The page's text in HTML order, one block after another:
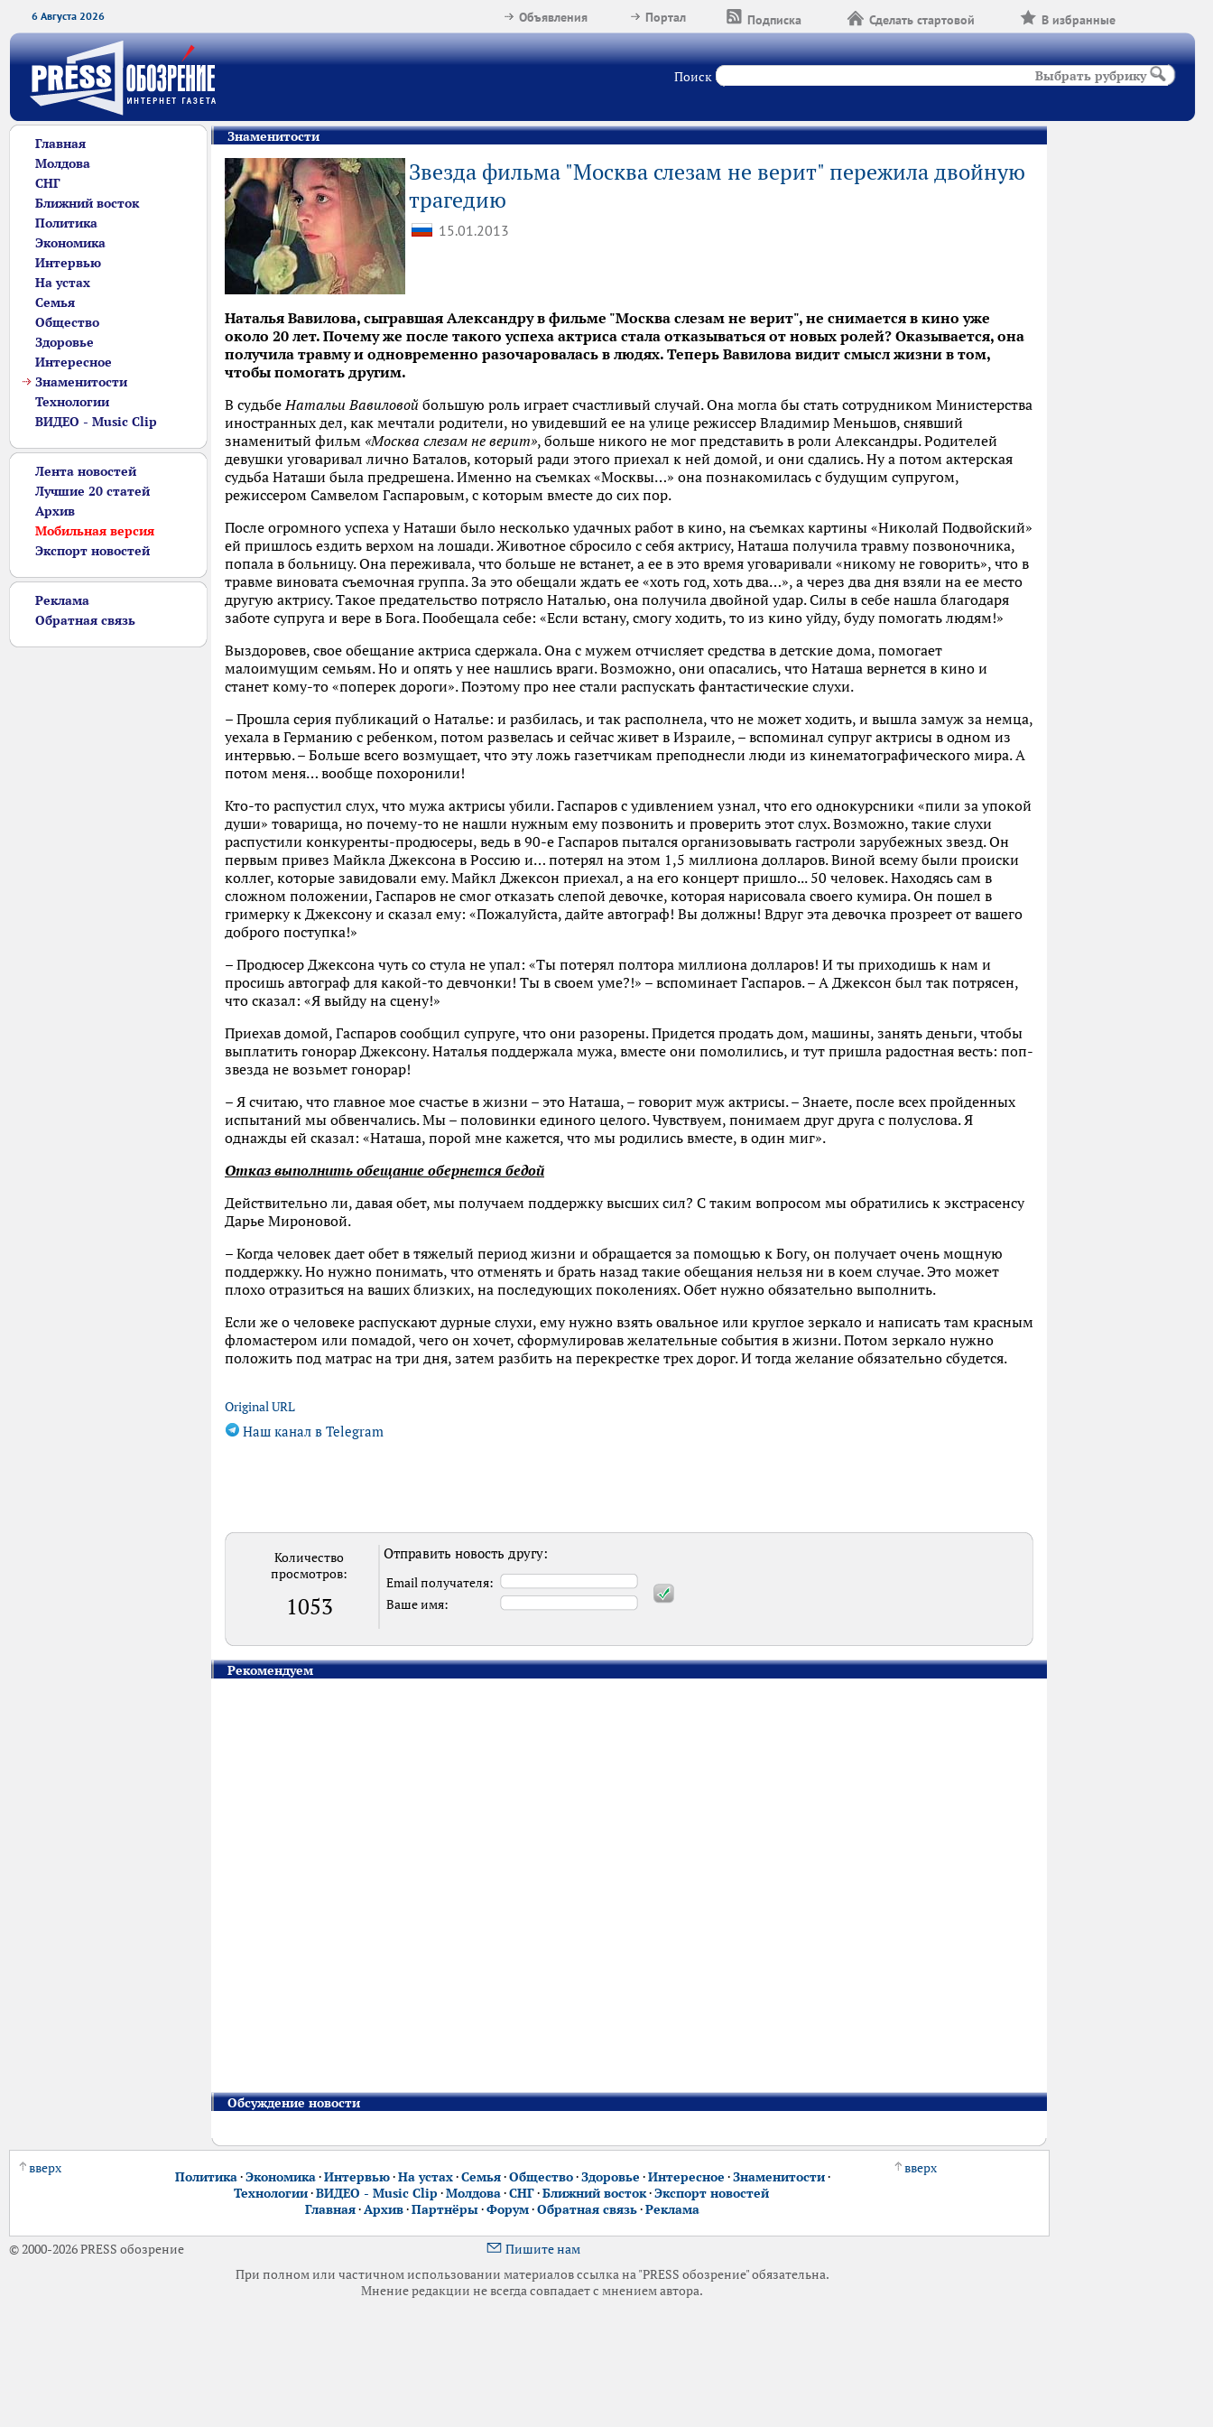
6 Августа 2026 В избранные
Сделать стартовой
Подписка
Портал
Объявления
Поиск Выбрать рубрику
Главная
Молдова
СНГ
Ближний восток
Политика
Экономика
Интервью
На устах
Семья
Общество
Здоровье
Интересное
Знаменитости
Технологии
ВИДЕО - Music Clip
Лента новостей
Лучшие 20 статей
Архив
Мобильная версия
Экспорт новостей
Реклама
Обратная связь
Знаменитости
Звезда фильма "Москва слезам не верит" пережила двойную
трагедию
15.01.2013
Наталья Вавилова, сыгравшая Александру в фильме "Москва слезам не верит", не снимается в кино уже
около 20 лет. Почему же после такого успеха актриса стала отказываться от новых ролей? Оказывается, она
получила травму и одновременно разочаровалась в людях. Теперь Вавилова видит смысл жизни в том,
чтобы помогать другим.
В судьбеНатальи Вавиловой большую роль играет счастливый случай. Она могла бы стать сотрудником Министерства
иностранных дел, как мечтали родители, но увидевший ее на улице режиссер Владимир Меньшов, снявший
знаменитый фильм «Москва слезам не верит», больше никого не мог представить в роли Александры. Родителей
девушки уговаривал лично Баталов, который ради этого приехал к ней домой, и они сдались. Ну а потом актерская
судьба Наташи была предрешена. Именно на съемках «Москвы…» она познакомилась с будущим супругом,
режиссером Самвелом Гаспаровым, с которым вместе до сих пор.
После огромного успеха у Наташи было несколько удачных работ в кино, на съемках картины «Николай Подвойский»
ей пришлось ездить верхом на лошади. Животное сбросило с себя актрису, Наташа получила травму позвоночника,
попала в больницу. Она переживала, что больше не встанет, а ее в это время уговаривали «никому не говорить», что в
травме виновата съемочная группа. За это обещали ждать ее «хоть год, хоть два…», а через два дня взяли на ее место
другую актрису. Такое предательство потрясло Наталью, она получила двойной удар. Силы в себе нашла благодаря
заботе супруга и вере в Бога. Пообещала себе: «Если встану, смогу ходить, то из кино уйду, буду помогать людям!»
Выздоровев, свое обещание актриса сдержала. Она с мужем отчисляет средства в детские дома, помогает
малоимущим семьям. Но и опять у нее нашлись враги. Возможно, они опасались, что Наташа вернется в кино и
станет кому-то «поперек дороги». Поэтому про нее стали распускать фантастические слухи.
– Прошла серия публикаций о Наталье: и разбилась, и так располнела, что не может ходить, и вышла замуж за немца,
уехала в Германию с ребенком, потом развелась и сейчас живет в Израиле, – вспоминал супруг актрисы в одном из
интервью. – Больше всего возмущает, что эту ложь газетчикам преподнесли люди из кинематографического мира. А
потом меня… вообще похоронили!
Кто-то распустил слух, что мужа актрисы убили. Гаспаров с удивлением узнал, что его однокурсники «пили за упокой
души» товарища, но почему-то не нашли нужным ему позвонить и проверить этот слух. Возможно, такие слухи
распустили конкуренты-продюсеры, ведь в 90-е Гаспаров пытался организовывать гастроли зарубежных звезд. Он
первым привез Майкла Джексона в Россию и… потерял на этом 1,5 миллиона долларов. Виной всему были происки
коллег, которые завидовали ему. Майкл Джексон приехал, а на его концерт пришло... 50 человек. Находясь сам в
сложном положении, Гаспаров не смог отказать слепой девочке, которая нарисовала своего кумира. Он пошел в
гримерку к Джексону и сказал ему: «Пожалуйста, дайте автограф! Вы должны! Вдруг эта девочка прозреет от вашего
доброго поступка!»
– Продюсер Джексона чуть со стула не упал: «Ты потерял полтора миллиона долларов! И ты приходишь к нам и
просишь автограф для какой-то девчонки! Ты в своем уме?!» – вспоминает Гаспаров. – А Джексон был так потрясен,
что сказал: «Я выйду на сцену!»
Приехав домой, Гаспаров сообщил супруге, что они разорены. Придется продать дом, машины, занять деньги, чтобы
выплатить гонорар Джексону. Наталья поддержала мужа, вместе они помолились, и тут пришла радостная весть: поп-
звезда не возьмет гонорар!
– Я считаю, что главное мое счастье в жизни – это Наташа, – говорит муж актрисы. – Знаете, после всех пройденных
испытаний мы обвенчались. Мы – половинки единого целого. Чувствуем, понимаем друг друга с полуслова. Я
однажды ей сказал: «Наташа, порой мне кажется, что мы родились вместе, в один миг».
Отказ выполнить обещание обернется бедой
Действительно ли, давая обет, мы получаем поддержку высших сил? С таким вопросом мы обратились к экстрасенсу
Дарье Мироновой.
– Когда человек дает обет в тяжелый период жизни и обращается за помощью к Богу, он получает очень мощную
поддержку. Но нужно понимать, что отменять и брать назад такие обещания нельзя ни в коем случае. Это может
плохо отразиться на ваших близких, на последующих поколениях. Обет нужно обязательно выполнить.
Если же о человеке распускают дурные слухи, ему нужно взять овальное или круглое зеркало и написать там красным
фломастером или помадой, чего он хочет, сформулировав желательные события в жизни. Потом зеркало нужно
положить под матрас на три дня, затем разбить на перекрестке трех дорог. И тогда желание обязательно сбудется.
Original URL
Наш канал в Telegram
Количество
просмотров:
1053
Отправить новость другу:
Email получателя:
Ваше имя:
Рекомендуем
Обсуждение новости
вверх
Политика·Экономика·Интервью·На устах·Семья·Общество·Здоровье ·Интересное ·Знаменитости·
Технологии·ВИДЕО - Music Clip ·Молдова·СНГ·Ближний восток·Экспорт новостей
Главная·Архив·Партнёры·Форум·Обратная связь·Реклама
вверх
© 2000-2026 PRESS обозрение
Пишите нам
При полном или частичном использовании материалов ссылка на "PRESS обозрение" обязательна.
Мнение редакции не всегда совпадает с мнением автора.